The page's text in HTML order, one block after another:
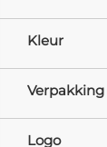
Kleur
Verpakking
Logo